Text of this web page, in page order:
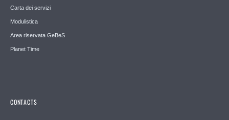
Carta dei servizi
Modulistica
Area riservata GeBeS
Planet Time
CONTACTS